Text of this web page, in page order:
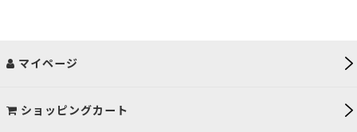
マイページ
ショッピングカート